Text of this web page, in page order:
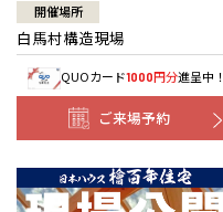
開催場所
白馬村構造現場
QUOカード1000円分進呈中！
ご来場予約